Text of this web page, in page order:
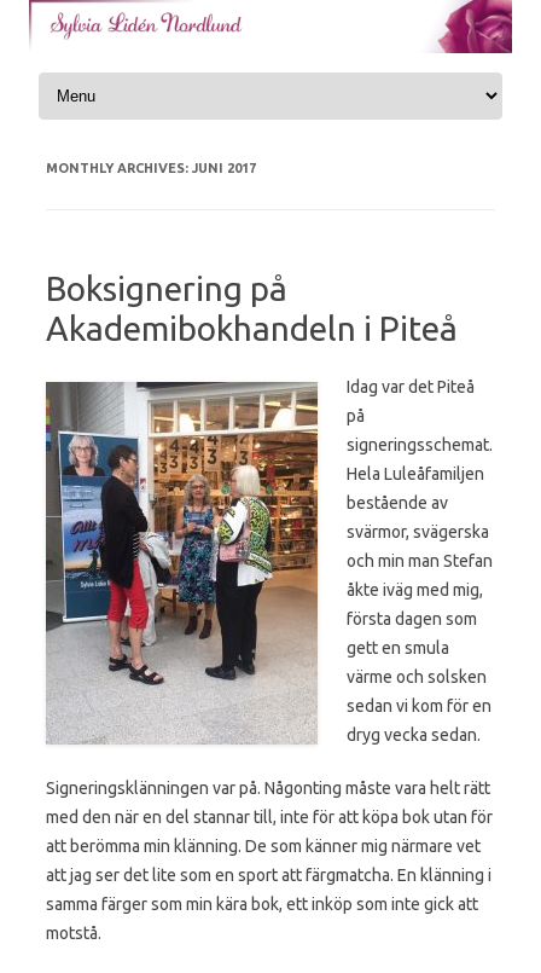
Skip to content
MONTHLY ARCHIVES: JUNI 2017
Boksignering på
Akademibokhandeln i Piteå
Idag var det Piteå
på
signeringsschemat.
Hela Luleåfamiljen
bestående av
svärmor, svägerska
och min man Stefan
åkte iväg med mig,
första dagen som
gett en smula
värme och solsken
sedan vi kom för en
dryg vecka sedan.
Signeringsklänningen var på. Någonting måste vara helt rätt
med den när en del stannar till, inte för att köpa bok utan för
att berömma min klänning. De som känner mig närmare vet
att jag ser det lite som en sport att färgmatcha. En klänning i
samma färger som min kära bok, ett inköp som inte gick att
motstå.